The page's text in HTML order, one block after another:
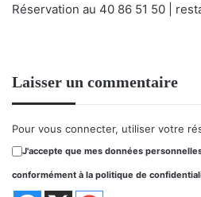
Réservation au 40 86 51 50 |
Laisser un commentaire
Pour vous connecter, utiliser votre
J'accepte que mes données
conformément à la politique de